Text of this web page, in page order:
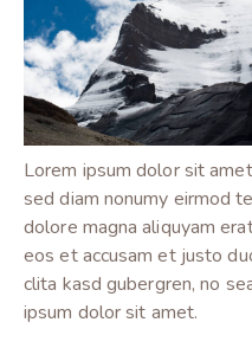
Lorem ipsum dolor sit
sed diam nonumy eirmod
dolore magna aliquyam
eos et accusam et justo
clita kasd gubergren, no
ipsum dolor sit amet.